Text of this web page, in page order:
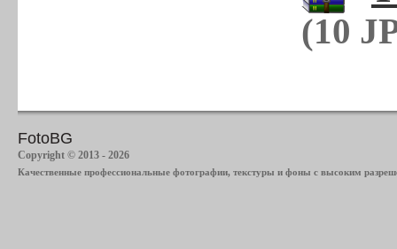
(10
FotoBG
Copyright © 2013 - 2026
Качественные профессиональные фотографии, текстуры и фоны с высоким